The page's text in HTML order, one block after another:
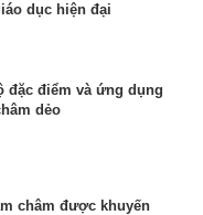
dục hiện đại
đặc điểm và ứng dụng
dẻo
châm được khuyến